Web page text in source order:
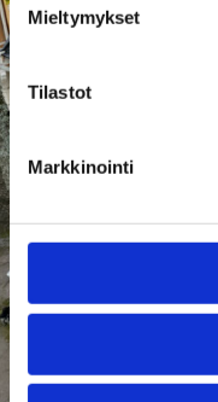
Mieltymykset
Tilastot
Markkinointi